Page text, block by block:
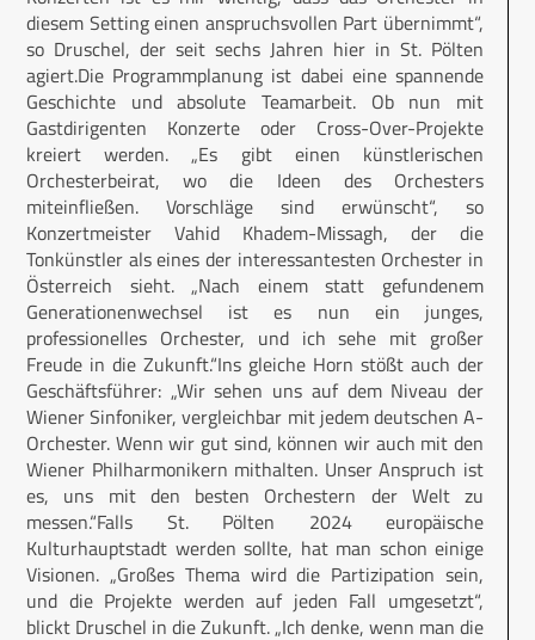
diesem Setting einen anspruchsvollen Part übernimmt“,
so Druschel, der seit sechs Jahren hier in St. Pölten
agiert.Die Programmplanung ist dabei eine spannende
Geschichte und absolute Teamarbeit. Ob nun mit
Gastdirigenten Konzerte oder Cross-Over-Projekte
kreiert werden. „Es gibt einen künstlerischen
Orchesterbeirat, wo die Ideen des Orchesters
miteinfließen. Vorschläge sind erwünscht“, so
Konzertmeister Vahid Khadem-Missagh, der die
Tonkünstler als eines der interessantesten Orchester in
Österreich sieht. „Nach einem statt gefundenem
Generationenwechsel ist es nun ein junges,
professionelles Orchester, und ich sehe mit großer
Freude in die Zukunft.“Ins gleiche Horn stößt auch der
Geschäftsführer: „Wir sehen uns auf dem Niveau der
Wiener Sinfoniker, vergleichbar mit jedem deutschen A-
Orchester. Wenn wir gut sind, können wir auch mit den
Wiener Philharmonikern mithalten. Unser Anspruch ist
es, uns mit den besten Orchestern der Welt zu
messen.“Falls St. Pölten 2024 europäische
Kulturhauptstadt werden sollte, hat man schon einige
Visionen. „Großes Thema wird die Partizipation sein,
und die Projekte werden auf jeden Fall umgesetzt“,
blickt Druschel in die Zukunft. „Ich denke, wenn man die